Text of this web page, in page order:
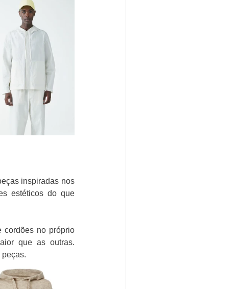
inspiradas nos
estéticos do que
cordões no próprio
que as outras.